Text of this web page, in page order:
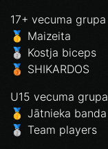
17+ vecuma grupa
🥇 Maizeita
🥈 Kostja biceps
🥉 SHIKARDOS
U15 vecuma grupa
🥇 Jātnieka banda
🥈 Team players